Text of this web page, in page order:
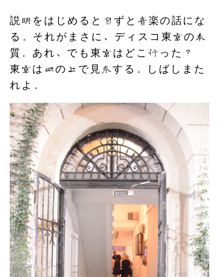
説明をはじめると自ずと音楽の話にな
る。それがまさに、ディスコ東京の本
質。あれ、でも東京はどこ行った？
東京は皿の上で見参する。しばしまた
れよ。